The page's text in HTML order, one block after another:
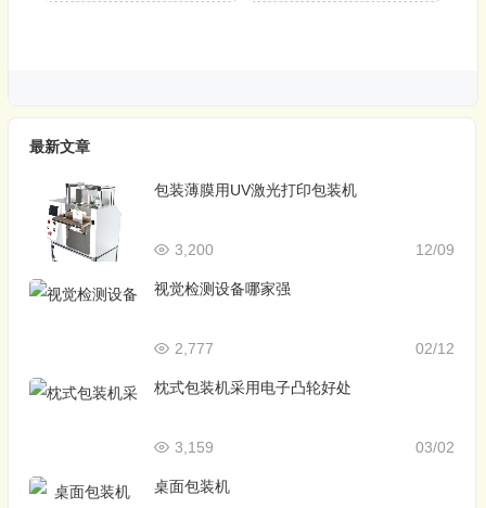
最新文章
包装薄膜用UV激光打印包装机
12/09
3,200
视觉检测设备哪家强
02/12
2,777
枕式包装机采用电子凸轮好处
03/02
3,159
桌面包装机